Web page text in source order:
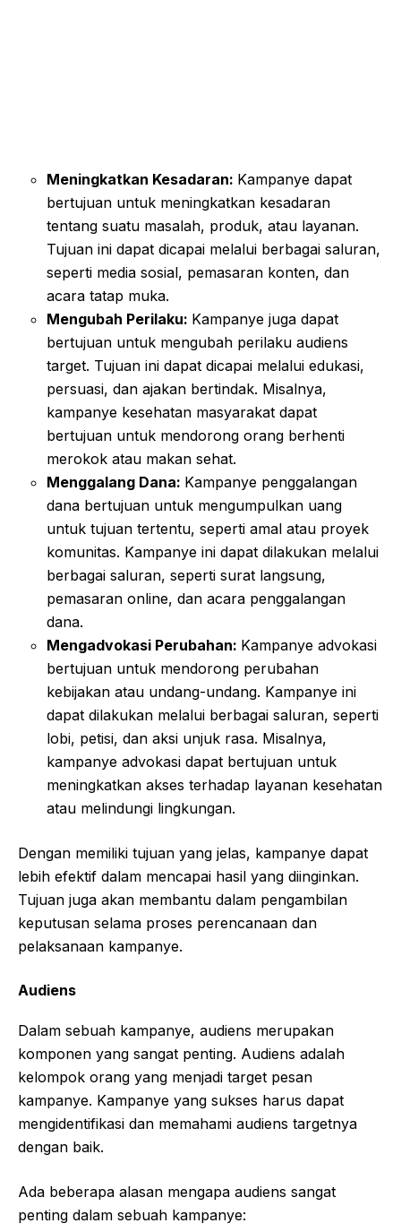
Meningkatkan Kesadaran: Kampanye dapat
bertujuan untuk meningkatkan kesadaran
tentang suatu masalah, produk, atau layanan.
Tujuan ini dapat dicapai melalui berbagai saluran,
seperti media sosial, pemasaran konten, dan
acara tatap muka.
Mengubah Perilaku: Kampanye juga dapat
bertujuan untuk mengubah perilaku audiens
target. Tujuan ini dapat dicapai melalui edukasi,
persuasi, dan ajakan bertindak. Misalnya,
kampanye kesehatan masyarakat dapat
bertujuan untuk mendorong orang berhenti
merokok atau makan sehat.
Menggalang Dana: Kampanye penggalangan
dana bertujuan untuk mengumpulkan uang
untuk tujuan tertentu, seperti amal atau proyek
komunitas. Kampanye ini dapat dilakukan melalui
berbagai saluran, seperti surat langsung,
pemasaran online, dan acara penggalangan
dana.
Mengadvokasi Perubahan: Kampanye advokasi
bertujuan untuk mendorong perubahan
kebijakan atau undang-undang. Kampanye ini
dapat dilakukan melalui berbagai saluran, seperti
lobi, petisi, dan aksi unjuk rasa. Misalnya,
kampanye advokasi dapat bertujuan untuk
meningkatkan akses terhadap layanan kesehatan
atau melindungi lingkungan.
Dengan memiliki tujuan yang jelas, kampanye dapat
lebih efektif dalam mencapai hasil yang diinginkan.
Tujuan juga akan membantu dalam pengambilan
keputusan selama proses perencanaan dan
pelaksanaan kampanye.
Audiens
Dalam sebuah kampanye, audiens merupakan
komponen yang sangat penting. Audiens adalah
kelompok orang yang menjadi target pesan
kampanye. Kampanye yang sukses harus dapat
mengidentifikasi dan memahami audiens targetnya
dengan baik.
Ada beberapa alasan mengapa audiens sangat
penting dalam sebuah kampanye: